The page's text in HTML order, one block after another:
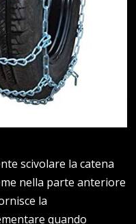
scivolare la catena
nella parte anteriore
la
quando